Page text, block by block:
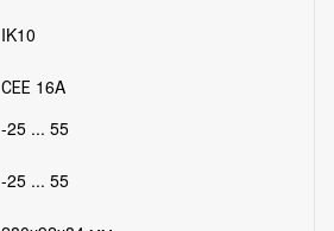
IK10
СЕЕ 16A
-25 ... 55
-25 ... 55